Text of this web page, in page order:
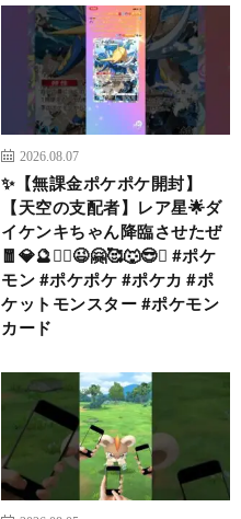
2026.08.07
✨【無課金ポケポケ開封】
【天空の支配者】レア星🌟ダ
イケンキちゃん降臨させたぜ
🧧💎🔮❤️‍🔥😉🤗🥰🐺😎✨ #ポケ
モン #ポケポケ #ポケカ #ポ
ケットモンスター #ポケモン
カード